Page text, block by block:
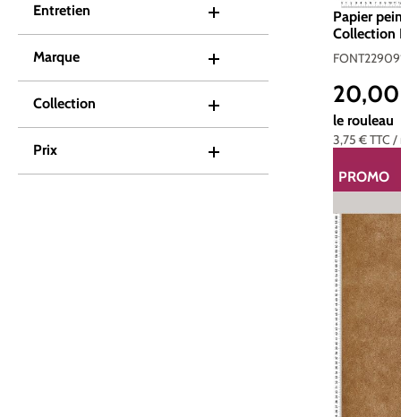
Entretien
Marque
Collection
Prix
Papier
Collection
3,75 €TTC /
Prix de
le rouleau
PROMO